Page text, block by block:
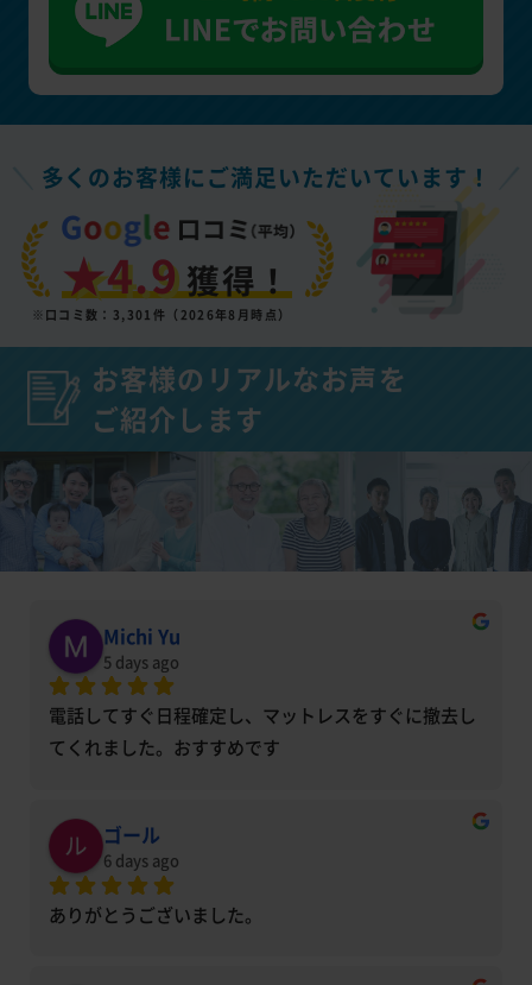
多くのお客様にご満足いただいています！
★4.9獲得！
※口コミ数：3,301件（2026年8月時点）
お客様のリアルなお声を
ご紹介します
Michi Yu
5 days ago
電話してすぐ日程確定し、マットレスをすぐに撤去し
てくれました。おすすめです
ゴール
6 days ago
ありがとうございました。